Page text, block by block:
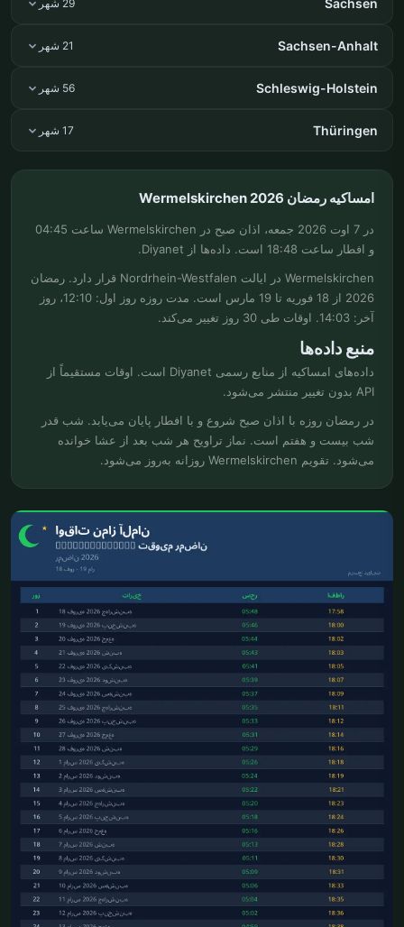
Sachsen 29 شهر
Sachsen-Anhalt 21 شهر
Schleswig-Holstein 56 شهر
Thüringen 17 شهر
امساکیه رمضان Wermelskirchen 2026
در 7 اوت 2026 جمعه، اذان صبح در Wermelskirchen ساعت 04:45
و افطار ساعت 18:48 است. داده‌ها از Diyanet.
Wermelskirchen در ایالت Nordrhein-Westfalen قرار دارد. رمضان
2026 از 18 فوریه تا 19 مارس است. مدت روزه روز اول: 12:10، روز
آخر: 14:03. اوقات طی 30 روز تغییر می‌کند.
منبع داده‌ها
داده‌های امساکیه از منابع رسمی Diyanet است. اوقات مستقیماً از
API بدون تغییر منتشر می‌شود.
در رمضان روزه با اذان صبح شروع و با افطار پایان می‌یابد. شب قدر
شب بیست و هفتم است. نماز تراویح هر شب بعد از عشا خوانده
می‌شود. تقویم Wermelskirchen روزانه به‌روز می‌شود.